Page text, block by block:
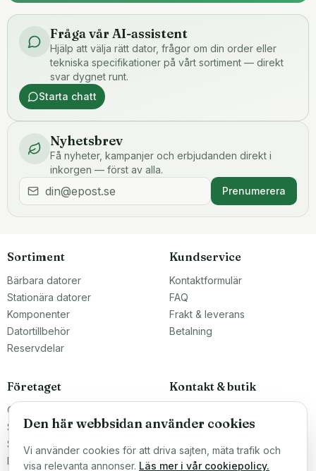
Fråga vår AI-assistent
Hjälp att välja rätt dator, frågor om din order eller
tekniska specifikationer på vårt sortiment — direkt
svar dygnet runt.
Starta chatt
Nyhetsbrev
Få nyheter, kampanjer och erbjudanden direkt i
inkorgen — först av alla.
Prenumerera
Sortiment
Bärbara datorer
Stationära datorer
Komponenter
Datortillbehör
Reservdelar
Kundservice
Kontaktformulär
FAQ
Frakt & leverans
Betalning
Företaget
Om oss
Större inköp?
Sälj till oss
Köpvillkor
Kontakt & butik
Malmö, Sverige
ÖPPETTIDER
Den här webbsidan använder cookies
Vi använder cookies för att driva sajten, mäta trafik och
visa relevanta annonser. Läs mer i vår cookiepolicy.